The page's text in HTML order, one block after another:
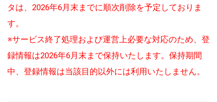
タは、2026年6月末までに順次削除を予定しておりま
す。
※サービス終了処理および運営上必要な対応のため、登
録情報は2026年6月末まで保持いたします。保持期間
中、登録情報は当該目的以外には利用いたしません。